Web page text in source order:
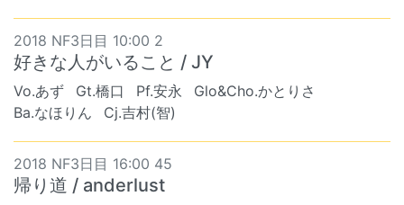
2018 NF3日目 10:00 2
好きな人がいること / JY
Vo.あず Gt.橋口 Pf.安永
Glo&Cho.かとりさ
Ba.なほりん
Cj.吉村(智)
2018 NF3日目 16:00 45
帰り道 / anderlust